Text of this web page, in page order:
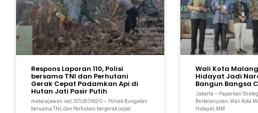
Respons Laporan 110, Polisi
bersama TNI dan Perhutani
Gerak Cepat Padamkan Api di
Hutan Jati Pasir Putih
matarajawali.net; SITUBONDO – Polsek Bungatan
bersama TNI, dan Perhutani bergerak cepat
Wali Kota
Hidayat Jadi
Bangun Bangsa
Jakarta – Paparkan
Berkelanjutan, Wali Kota
Hidayat, MM